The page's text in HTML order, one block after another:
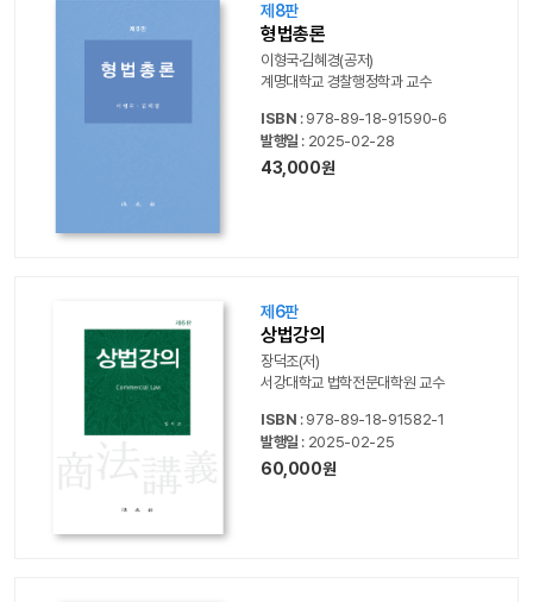
제8판
형법총론
이형국·김혜경(공저)
계명대학교 경찰행정학과 교수
ISBN : 978-89-18-91590-6
발행일 : 2025-02-28
43,000원
제6판
상법강의
장덕조(저)
서강대학교 법학전문대학원 교수
ISBN : 978-89-18-91582-1
발행일 : 2025-02-25
60,000원